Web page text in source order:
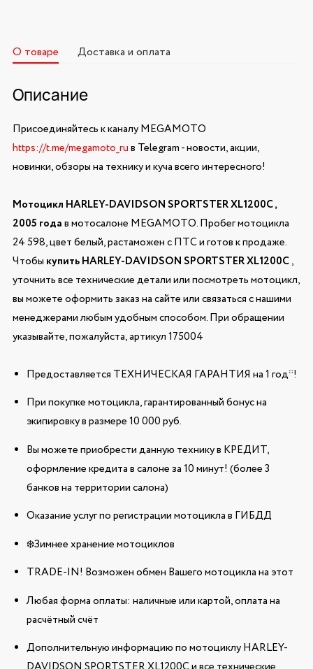
О товаре Доставка и оплата
Описание
Присоединяйтесь к каналу MEGAMOTO
https://t.me/megamoto_ruв Telegram - новости, акции,
новинки, обзоры на технику и куча всего интересного!
Мотоцикл HARLEY-DAVIDSON SPORTSTER XL1200C ,
2005 годав мотосалоне MEGAMOTO. Пробег мотоцикла
24 598, цвет белый, растаможен с ПТС и готов к продаже.
Чтобы купить HARLEY-DAVIDSON SPORTSTER XL1200C,
уточнить все технические детали или посмотреть мотоцикл,
вы можете оформить заказ на сайте или связаться с нашими
менеджерами любым удобным способом. При обращении
указывайте, пожалуйста, артикул 175004
Предоставляется ТЕХНИЧЕСКАЯ ГАРАНТИЯ на 1 год*!
При покупке мотоцикла, гарантированный бонус на
экипировку в размере 10 000 руб.
Вы можете приобрести данную технику в КРЕДИТ,
оформление кредита в салоне за 10 минут! (более 3
банков на территории салона)
Оказание услуг по регистрации мотоцикла в ГИБДД
❄️Зимнее хранение мотоциклов
TRADE-IN! Возможен обмен Вашего мотоцикла на этот
Любая форма оплаты: наличные или картой, оплата на
расчётный счёт
Дополнительную информацию по мотоциклу HARLEY-